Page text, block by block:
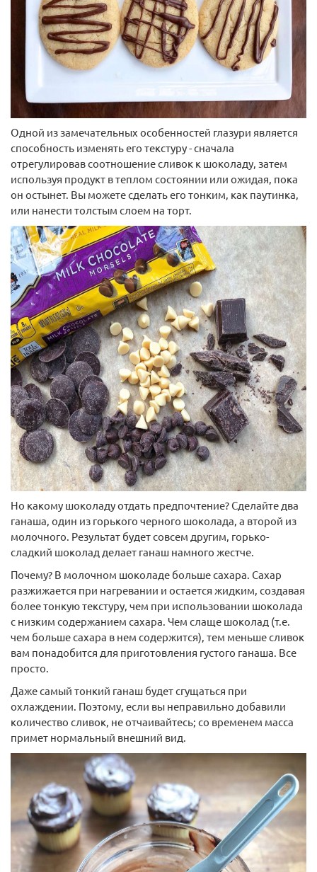
Молд силиконовый С Днем Рождения
Длина:4,2 см Ширина:9 см Высота:1,5 см Длина: 5,5
Страна произв.:
Материал:
Пищевой силикон
144 руб.
Арт: 13675
В корзину
Одной из замечательных особенностей глазури является
способность изменять его текстуру - сначала
отрегулировав соотношение сливок к шоколаду, затем
используя продукт в теплом состоянии или ожидая, пока
он остынет. Вы можете сделать его тонким, как паутинка,
или нанести толстым слоем на торт.
Но какому шоколаду отдать предпочтение? Сделайте два
ганаша, один из горького черного шоколада, а второй из
молочного. Результат будет совсем другим, горько-
сладкий шоколад делает ганаш намного жестче.
Почему? В молочном шоколаде больше сахара. Сахар
разжижается при нагревании и остается жидким, создавая
более тонкую текстуру, чем при использовании шоколада
с низким содержанием сахара. Чем слаще шоколад (т.е.
чем больше сахара в нем содержится), тем меньше сливок
вам понадобится для приготовления густого ганаша. Все
просто.
Даже самый тонкий ганаш будет сгущаться при
охлаждении. Поэтому, если вы неправильно добавили
количество сливок, не отчаивайтесь; со временем масса
примет нормальный внешний вид.